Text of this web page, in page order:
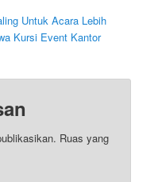
Untuk Acara Lebih
Kursi Event Kantor
Ruas yang